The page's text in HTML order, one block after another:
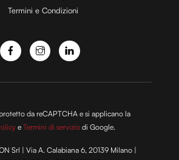
o
Termini e Condizioni
da reCAPTCHA e si applicano la
eTermini di servizio di Google.
Srl | Via A. Calabiana 6, 20139 Milano |